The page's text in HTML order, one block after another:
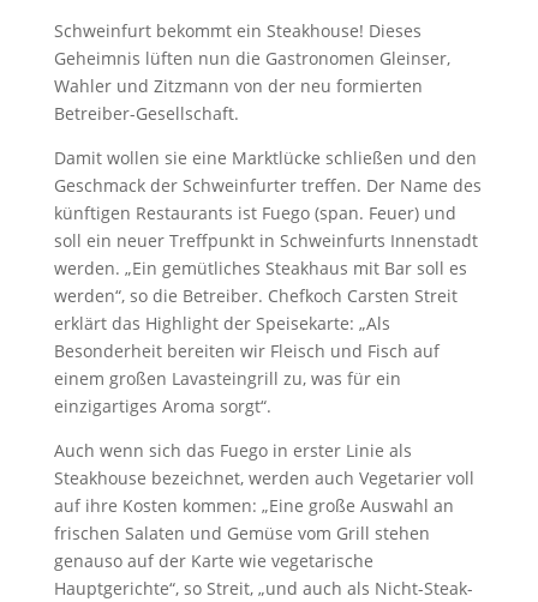
Schweinfurt bekommt ein Steakhouse! Dieses
Geheimnis lüften nun die Gastronomen Gleinser,
Wahler und Zitzmann von der neu formierten
Betreiber-Gesellschaft.
Damit wollen sie eine Marktlücke schließen und den
Geschmack der Schweinfurter treffen. Der Name des
künftigen Restaurants ist Fuego (span. Feuer) und
soll ein neuer Treffpunkt in Schweinfurts Innenstadt
werden. „Ein gemütliches Steakhaus mit Bar soll es
werden“, so die Betreiber. Chefkoch Carsten Streit
erklärt das Highlight der Speisekarte: „Als
Besonderheit bereiten wir Fleisch und Fisch auf
einem großen Lavasteingrill zu, was für ein
einzigartiges Aroma sorgt“.
Auch wenn sich das Fuego in erster Linie als
Steakhouse bezeichnet, werden auch Vegetarier voll
auf ihre Kosten kommen: „Eine große Auswahl an
frischen Salaten und Gemüse vom Grill stehen
genauso auf der Karte wie vegetarische
Hauptgerichte“, so Streit, „und auch als Nicht-Steak-